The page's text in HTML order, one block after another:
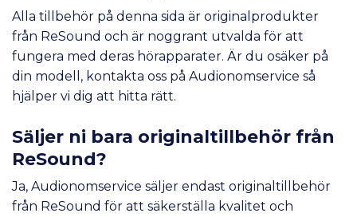
Alla tillbehör på denna sida är originalprodukter
från ReSound och är noggrant utvalda för att
fungera med deras hörapparater. Är du osäker på
din modell, kontakta oss på Audionomservice så
hjälper vi dig att hitta rätt.
Säljer ni bara originaltillbehör från
ReSound?
Ja, Audionomservice säljer endast originaltillbehör
från ReSound för att säkerställa kvalitet och